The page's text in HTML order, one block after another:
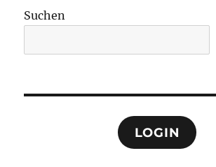
Suchen
LOGIN